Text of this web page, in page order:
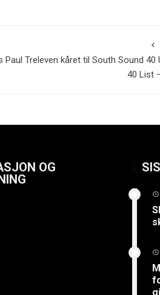
Paul Treleven kåret til South Sound 40
40 List
OG